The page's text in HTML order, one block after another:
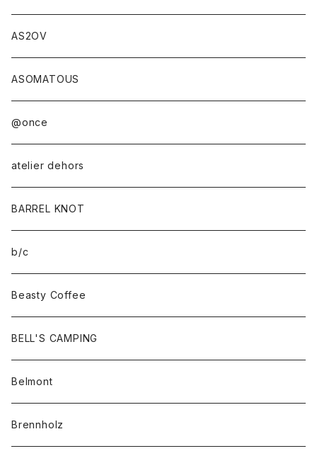
AS2OV
ASOMATOUS
@once
atelier dehors
BARREL KNOT
b/c
Beasty Coffee
BELL'S CAMPING
Belmont
Brennholz